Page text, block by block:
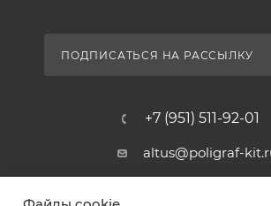
ПОДПИСАТЬСЯ НА РАССЫЛКУ
+7 (951) 511-92-01
altus@poligraf-